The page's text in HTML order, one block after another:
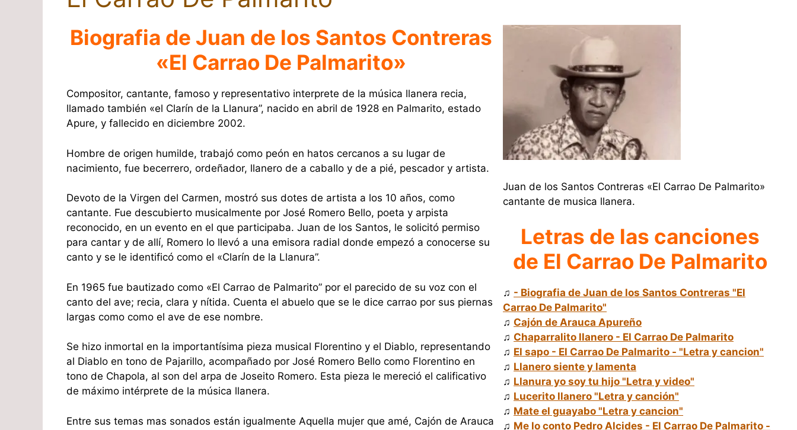
Biografia de Juan de los Santos Contreras
«El Carrao De Palmarito»
Compositor, cantante, famoso y representativo interprete de la música llanera recia,
llamado también «el Clarín de la Llanura”, nacido en abril de 1928 en Palmarito, estado
Apure, y fallecido en diciembre 2002.
Hombre de origen humilde, trabajó como peón en hatos cercanos a su lugar de
nacimiento, fue becerrero, ordeñador, llanero de a caballo y de a pié, pescador y artista.
Devoto de la Virgen del Carmen, mostró sus dotes de artista a los 10 años, como
cantante. Fue descubierto musicalmente por José Romero Bello, poeta y arpista
reconocido, en un evento en el que participaba. Juan de los Santos, le solicitó permiso
para cantar y de allí, Romero lo llevó a una emisora radial donde empezó a conocerse su
canto y se le identificó como el «Clarín de la Llanura”.
En 1965 fue bautizado como «El Carrao de Palmarito” por el parecido de su voz con el
canto del ave; recia, clara y nítida. Cuenta el abuelo que se le dice carrao por sus piernas
largas como como el ave de ese nombre.
Se hizo inmortal en la importantísima pieza musical Florentino y el Diablo, representando
al Diablo en tono de Pajarillo, acompañado por José Romero Bello como Florentino en
tono de Chapola, al son del arpa de Joseito Romero. Esta pieza le mereció el calificativo
de máximo intérprete de la música llanera.
Entre sus temas mas sonados están igualmente Aquella mujer que amé, Cajón de Arauca
Juan de los Santos Contreras «El Carrao De Palmarito»
cantante de musica llanera.
Letras de las canciones
de El Carrao De Palmarito
♫ - Biografia de Juan de los Santos Contreras "El
Carrao De Palmarito"
♫Cajón de Arauca Apureño
♫Chaparralito llanero - El Carrao De Palmarito
♫ El sapo - El Carrao De Palmarito - "Letra y cancion"
♫ Llanero siente y lamenta
♫ Llanura yo soy tu hijo "Letra y video"
♫ Lucerito llanero "Letra y canción"
♫ Mate el guayabo "Letra y cancion"
♫ Me lo conto Pedro Alcides - El Carrao De Palmarito -